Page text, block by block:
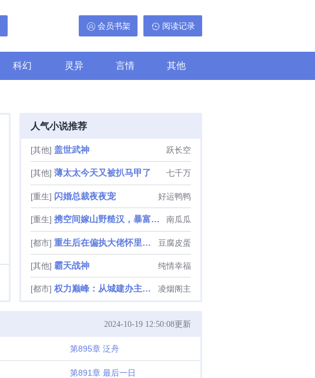
阅读记录
会员书架
科幻 灵异 言情 其他
人气小说推荐
[其他] 盖世武神 跃长空
[其他] 薄太太今天又被扒马甲了 七千万
[重生] 闪婚总裁夜夜宠 好运鸭鸭
[重生] 携空间嫁山野糙汉，暴富荒年 南瓜瓜
[都市] 重生后在偏执大佬怀里撒野 豆腐皮蛋
[其他] 霸天战神 纯情幸福
[都市] 权力巅峰：从城建办主任开始 凌烟阁主
2024-10-19 12:50:08更新
第895章 泛舟
第891章 最后一日